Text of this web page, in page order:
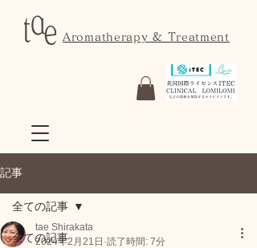
Aromatherapy & Treatment
記事
全ての記事
全ての記事
tae Shirakata
2024年2月21日 読了時間: 7分